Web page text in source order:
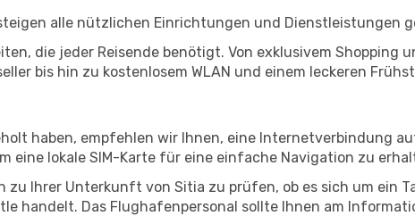
alle nützlichen Einrichtungen und Dienstleistungen
die jeder Reisende benötigt. Von exklusivem Shopping
bis hin zu kostenlosem WLAN und einem leckeren
haben, empfehlen wir Ihnen, eine Internetverbindung
eine lokale SIM-Karte für eine einfache Navigation zu
zu Ihrer Unterkunft von Sitia zu prüfen, ob es sich um ein
handelt. Das Flughafenpersonal sollte Ihnen am